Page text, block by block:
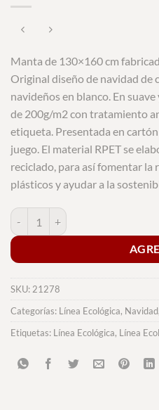
Manta de 130×160 cm
Original diseño de navidad de
navideños en blanco. En
de 200g/m2 con tratamiento
etiqueta. Presentada en
juego. El material RPET se
reciclado, para así fomentar la
plásticos y ayudar a la
Manta Yalanny cantidad
SKU: 21278
Categorías: Línea Ecológica, Navidad
Etiquetas: Línea Ecológica, Línea